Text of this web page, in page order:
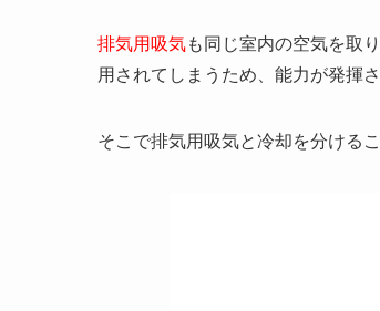
排気用吸気も同じ室内の空気を取
用されてしまうため、能力が発揮
そこで排気用吸気と冷却を分ける